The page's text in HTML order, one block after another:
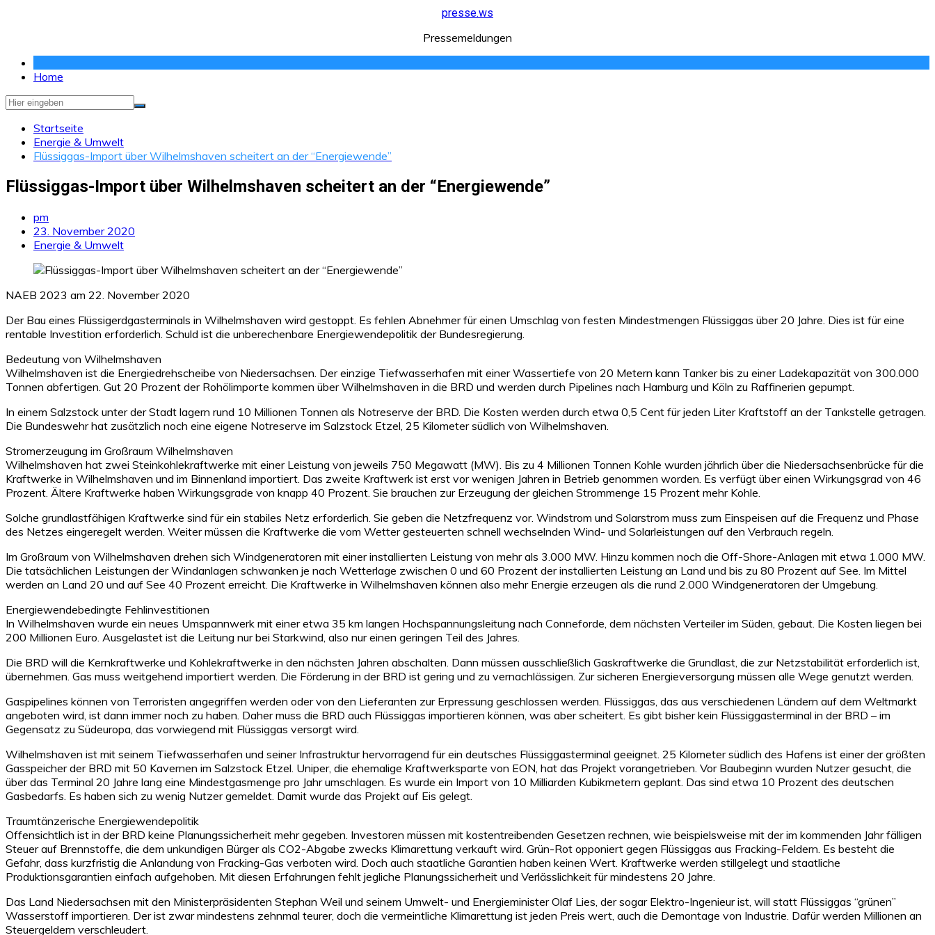
presse.ws
Pressemeldungen
Home
Startseite
Energie & Umwelt
Flüssiggas-Import über Wilhelmshaven scheitert an der “Energiewende”
Flüssiggas-Import über Wilhelmshaven scheitert an der “Energiewende”
pm
23. November 2020
Energie & Umwelt
NAEB 2023 am 22. November 2020
Der Bau eines Flüssigerdgasterminals in Wilhelmshaven wird gestoppt. Es fehlen Abnehmer für einen Umschlag von festen Mindestmengen Flüssiggas über 20 Jahre. Dies ist für eine
rentable Investition erforderlich. Schuld ist die unberechenbare Energiewendepolitik der Bundesregierung.
Bedeutung von Wilhelmshaven
Wilhelmshaven ist die Energiedrehscheibe von Niedersachsen. Der einzige Tiefwasserhafen mit einer Wassertiefe von 20 Metern kann Tanker bis zu einer Ladekapazität von 300.000
Tonnen abfertigen. Gut 20 Prozent der Rohölimporte kommen über Wilhelmshaven in die BRD und werden durch Pipelines nach Hamburg und Köln zu Raffinerien gepumpt.
In einem Salzstock unter der Stadt lagern rund 10 Millionen Tonnen als Notreserve der BRD. Die Kosten werden durch etwa 0,5 Cent für jeden Liter Kraftstoff an der Tankstelle getragen.
Die Bundeswehr hat zusätzlich noch eine eigene Notreserve im Salzstock Etzel, 25 Kilometer südlich von Wilhelmshaven.
Stromerzeugung im Großraum Wilhelmshaven
Wilhelmshaven hat zwei Steinkohlekraftwerke mit einer Leistung von jeweils 750 Megawatt (MW). Bis zu 4 Millionen Tonnen Kohle wurden jährlich über die Niedersachsenbrücke für die
Kraftwerke in Wilhelmshaven und im Binnenland importiert. Das zweite Kraftwerk ist erst vor wenigen Jahren in Betrieb genommen worden. Es verfügt über einen Wirkungsgrad von 46
Prozent. Ältere Kraftwerke haben Wirkungsgrade von knapp 40 Prozent. Sie brauchen zur Erzeugung der gleichen Strommenge 15 Prozent mehr Kohle.
Solche grundlastfähigen Kraftwerke sind für ein stabiles Netz erforderlich. Sie geben die Netzfrequenz vor. Windstrom und Solarstrom muss zum Einspeisen auf die Frequenz und Phase
des Netzes eingeregelt werden. Weiter müssen die Kraftwerke die vom Wetter gesteuerten schnell wechselnden Wind- und Solarleistungen auf den Verbrauch regeln.
Im Großraum von Wilhelmshaven drehen sich Windgeneratoren mit einer installierten Leistung von mehr als 3.000 MW. Hinzu kommen noch die Off-Shore-Anlagen mit etwa 1.000 MW.
Die tatsächlichen Leistungen der Windanlagen schwanken je nach Wetterlage zwischen 0 und 60 Prozent der installierten Leistung an Land und bis zu 80 Prozent auf See. Im Mittel
werden an Land 20 und auf See 40 Prozent erreicht. Die Kraftwerke in Wilhelmshaven können also mehr Energie erzeugen als die rund 2.000 Windgeneratoren der Umgebung.
Energiewendebedingte Fehlinvestitionen
In Wilhelmshaven wurde ein neues Umspannwerk mit einer etwa 35 km langen Hochspannungsleitung nach Conneforde, dem nächsten Verteiler im Süden, gebaut. Die Kosten liegen bei
200 Millionen Euro. Ausgelastet ist die Leitung nur bei Starkwind, also nur einen geringen Teil des Jahres.
Die BRD will die Kernkraftwerke und Kohlekraftwerke in den nächsten Jahren abschalten. Dann müssen ausschließlich Gaskraftwerke die Grundlast, die zur Netzstabilität erforderlich ist,
übernehmen. Gas muss weitgehend importiert werden. Die Förderung in der BRD ist gering und zu vernachlässigen. Zur sicheren Energieversorgung müssen alle Wege genutzt werden.
Gaspipelines können von Terroristen angegriffen werden oder von den Lieferanten zur Erpressung geschlossen werden. Flüssiggas, das aus verschiedenen Ländern auf dem Weltmarkt
angeboten wird, ist dann immer noch zu haben. Daher muss die BRD auch Flüssiggas importieren können, was aber scheitert. Es gibt bisher kein Flüssiggasterminal in der BRD – im
Gegensatz zu Südeuropa, das vorwiegend mit Flüssiggas versorgt wird.
Wilhelmshaven ist mit seinem Tiefwasserhafen und seiner Infrastruktur hervorragend für ein deutsches Flüssiggasterminal geeignet. 25 Kilometer südlich des Hafens ist einer der größten
Gasspeicher der BRD mit 50 Kavernen im Salzstock Etzel. Uniper, die ehemalige Kraftwerksparte von EON, hat das Projekt vorangetrieben. Vor Baubeginn wurden Nutzer gesucht, die
über das Terminal 20 Jahre lang eine Mindestgasmenge pro Jahr umschlagen. Es wurde ein Import von 10 Milliarden Kubikmetern geplant. Das sind etwa 10 Prozent des deutschen
Gasbedarfs. Es haben sich zu wenig Nutzer gemeldet. Damit wurde das Projekt auf Eis gelegt.
Traumtänzerische Energiewendepolitik
Offensichtlich ist in der BRD keine Planungssicherheit mehr gegeben. Investoren müssen mit kostentreibenden Gesetzen rechnen, wie beispielsweise mit der im kommenden Jahr fälligen
Steuer auf Brennstoffe, die dem unkundigen Bürger als CO2-Abgabe zwecks Klimarettung verkauft wird. Grün-Rot opponiert gegen Flüssiggas aus Fracking-Feldern. Es besteht die
Gefahr, dass kurzfristig die Anlandung von Fracking-Gas verboten wird. Doch auch staatliche Garantien haben keinen Wert. Kraftwerke werden stillgelegt und staatliche
Produktionsgarantien einfach aufgehoben. Mit diesen Erfahrungen fehlt jegliche Planungssicherheit und Verlässlichkeit für mindestens 20 Jahre.
Das Land Niedersachsen mit den Ministerpräsidenten Stephan Weil und seinem Umwelt- und Energieminister Olaf Lies, der sogar Elektro-Ingenieur ist, will statt Flüssiggas “grünen”
Wasserstoff importieren. Der ist zwar mindestens zehnmal teurer, doch die vermeintliche Klimarettung ist jeden Preis wert, auch die Demontage von Industrie. Dafür werden Millionen an
Steuergeldern verschleudert.